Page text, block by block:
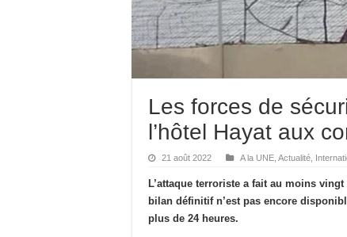
Les forces de
l’hôtel Hayat aux
21 août 2022 A la UNE Actualité
L’attaque terroriste a fait au moins
bilan définitif n’est pas encore
plus de 24 heures.